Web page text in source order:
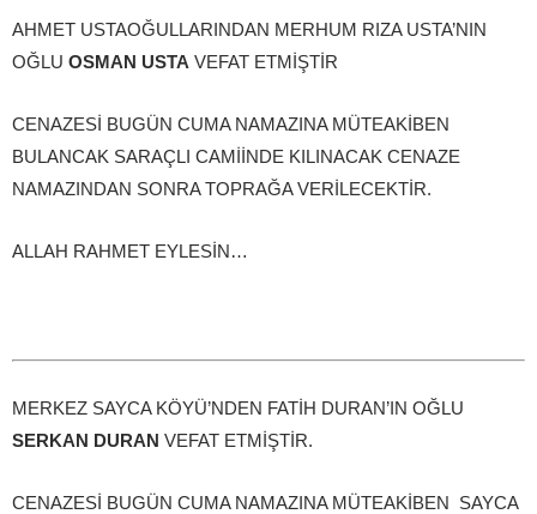
AHMET USTAOĞULLARINDAN MERHUM RIZA USTA’NIN
OĞLU OSMAN USTA VEFAT ETMİŞTİR
CENAZESİ BUGÜN CUMA NAMAZINA MÜTEAKİBEN
BULANCAK SARAÇLI CAMİİNDE KILINACAK CENAZE
NAMAZINDAN SONRA TOPRAĞA VERİLECEKTİR.
ALLAH RAHMET EYLESİN…
MERKEZ SAYCA KÖYÜ’NDEN FATİH DURAN’IN OĞLU
SERKAN DURAN VEFAT ETMİŞTİR.
CENAZESİ BUGÜN CUMA NAMAZINA MÜTEAKİBEN SAYCA